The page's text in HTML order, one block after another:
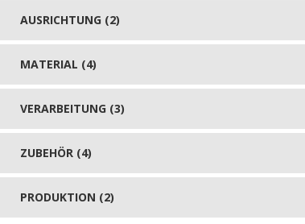
AUSRICHTUNG (2)
MATERIAL (4)
VERARBEITUNG (3)
ZUBEHÖR (4)
PRODUKTION (2)